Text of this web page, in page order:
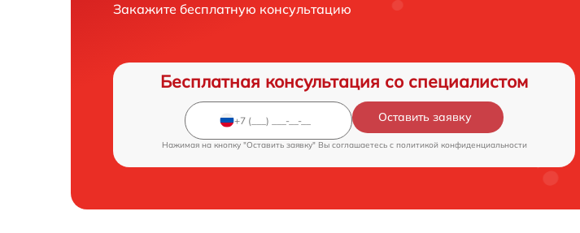
Закажите бесплатную консультацию
Бесплатная консультация со специалистом
Оставить заявку
Нажимая на кнопку "Оставить заявку" Вы соглашаетесь c политикой конфиденциальности